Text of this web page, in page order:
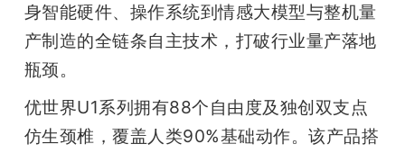
身智能硬件、操作系统到情感大模型与整机量
产制造的全链条自主技术，打破行业量产落地
瓶颈。
优世界U1系列拥有88个自由度及独创双支点
仿生颈椎，覆盖人类90%基础动作。该产品搭